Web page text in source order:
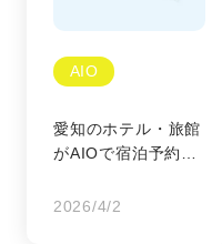
AIO
愛知のホテル・旅館
がAIOで宿泊予約を
索で選ばれるための
2026/4/2